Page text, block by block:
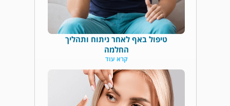
טיפול באף לאחר ניתוח ותהליך
החלמה
קרא עוד